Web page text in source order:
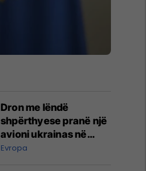
Dron me lëndë
shpërthyese pranë një
avioni ukrainas në
Leipzig
Evropa